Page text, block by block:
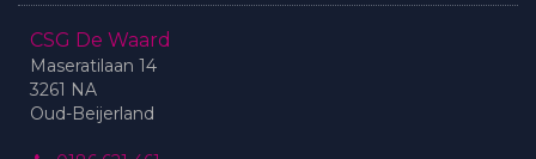
CSG De Waard
Maseratilaan 14
3261 NA
Oud-Beijerland